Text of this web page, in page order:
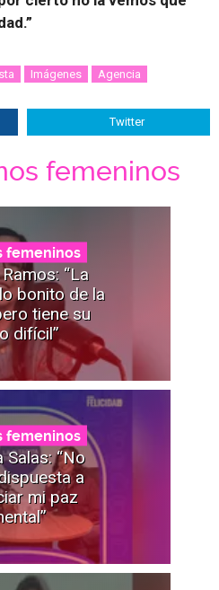
Imágenes Agencia
Twitter
femeninos
femeninos
“La
bonito de la
tiene su
difícil”
femeninos
Salas: “No
a
mi paz